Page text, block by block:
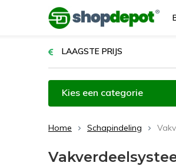
LAAGSTE PRIJS
Kies een categorie
Home Schapindeling